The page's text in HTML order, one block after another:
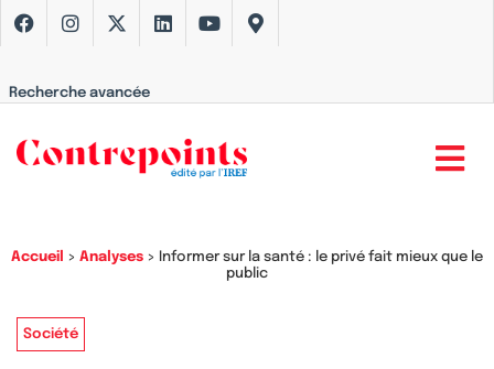
Recherche avancée
Accueil > Analyses >
Informer sur la santé : le privé fait mieux que le
public
Société